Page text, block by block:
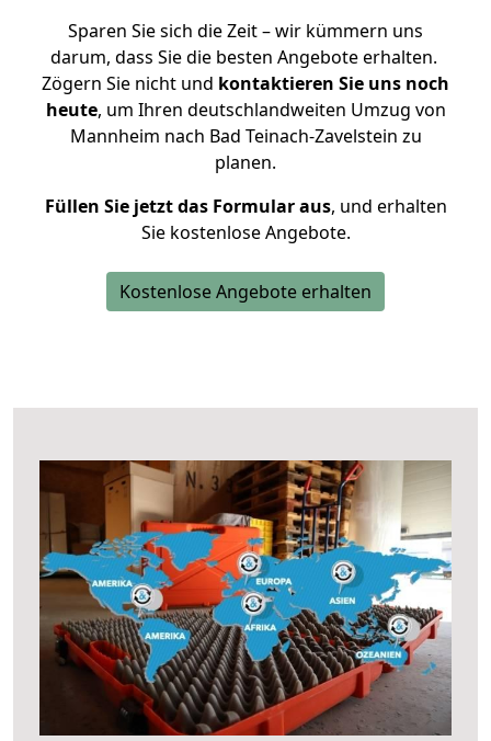
Sparen Sie sich die Zeit – wir kümmern uns
darum, dass Sie die besten Angebote erhalten.
Zögern Sie nicht und kontaktieren Sie uns noch
heute, um Ihren deutschlandweiten Umzug von
Mannheim nach Bad Teinach-Zavelstein zu
planen.
Füllen Sie jetzt das Formular aus, und erhalten
Sie kostenlose Angebote.
Kostenlose Angebote erhalten